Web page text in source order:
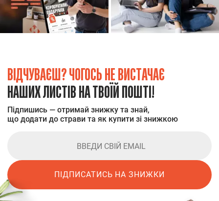
ВІДЧУВАЄШ? ЧОГОСЬ НЕ ВИСТАЧАЄ
НАШИХ ЛИСТІВ НА ТВОЇЙ ПОШТІ!
Підпишись — отримай знижку та знай,
що додати до страви та як купити зі знижкою
ПІДПИСАТИСЬ НА ЗНИЖКИ